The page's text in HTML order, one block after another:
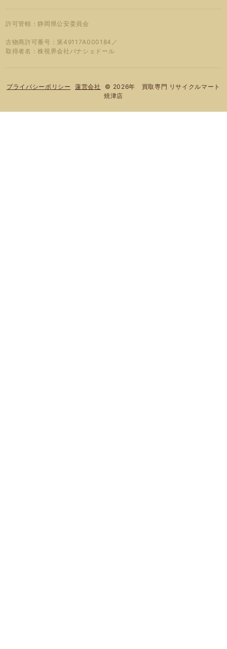
許可管轄：静岡県公安委員会
古物商許可番号：第49117A000184／
取得者名：株視界会社パナシェドール
プライバシーポリシー 蓮営会社
© 2026年 買取専門 リサイクルマート
焼津店